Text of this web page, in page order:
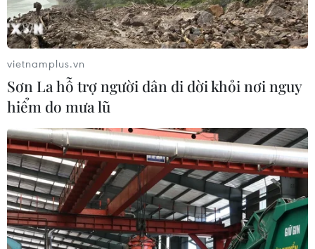
TIN CÙNG CHUYÊN MỤC
vietnamplus.vn
Sơn La hỗ trợ người dân di dời khỏi nơi nguy
hiểm do mưa lũ